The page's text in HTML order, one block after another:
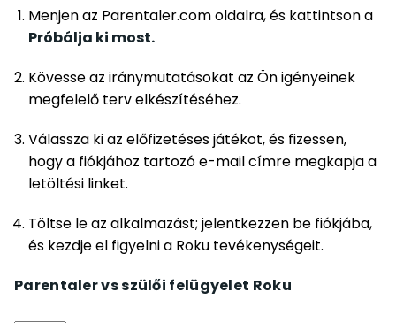
Menjen az Parentaler.com oldalra, és kattintson a
Próbálja ki most.
Kövesse az iránymutatásokat az Ön igényeinek
megfelelő terv elkészítéséhez.
Válassza ki az előfizetéses játékot, és fizessen,
hogy a fiókjához tartozó e-mail címre megkapja a
letöltési linket.
Töltse le az alkalmazást; jelentkezzen be fiókjába,
és kezdje el figyelni a Roku tevékenységeit.
Parentaler vs szülői felügyelet Roku